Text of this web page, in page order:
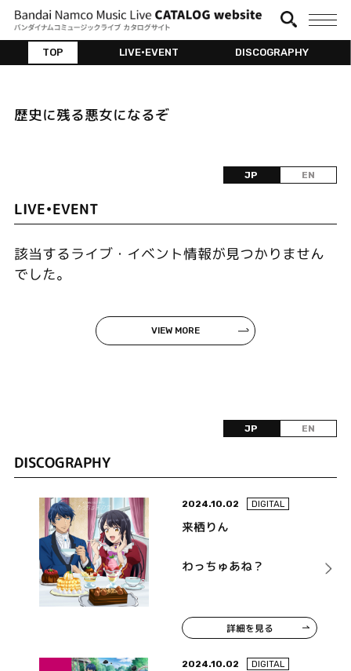
TOP LIVE•EVENT DISCOGRAPHY
歴史に残る悪女になるぞ
JP EN
LIVE•EVENT
該当するライブ・イベント情報が見つかりません
でした。
VIEW MORE
JP EN
DISCOGRAPHY
2024.10.02 DIGITAL
来栖りん
わっちゅあね？
詳細を見る
2024.10.02 DIGITAL